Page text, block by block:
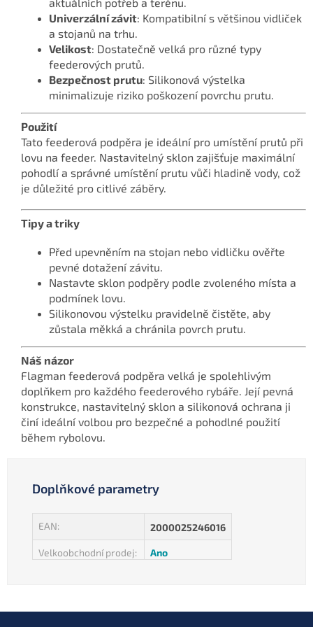
Univerzální závit: Kompatibilní s většinou vidliček
a stojanů na trhu.
Velikost: Dostatečně velká pro různé typy
feederových prutů.
Bezpečnost prutu: Silikonová výstelka
minimalizuje riziko poškození povrchu prutu.
Použití
Tato feederová podpěra je ideální pro umístění prutů při
lovu na feeder. Nastavitelný sklon zajišťuje maximální
pohodlí a správné umístění prutu vůči hladině vody, což
je důležité pro citlivé záběry.
Tipy a triky
Před upevněním na stojan nebo vidličku ověřte
pevné dotažení závitu.
Nastavte sklon podpěry podle zvoleného místa a
podmínek lovu.
Silikonovou výstelku pravidelně čistěte, aby
zůstala měkká a chránila povrch prutu.
Náš názor
Flagman feederová podpěra velká je spolehlivým
doplňkem pro každého feederového rybáře. Její pevná
konstrukce, nastavitelný sklon a silikonová ochrana ji
činí ideální volbou pro bezpečné a pohodlné použití
během rybolovu.
Doplňkové parametry
EAN: 2000025246016
Velkoobchodní prodej: Ano